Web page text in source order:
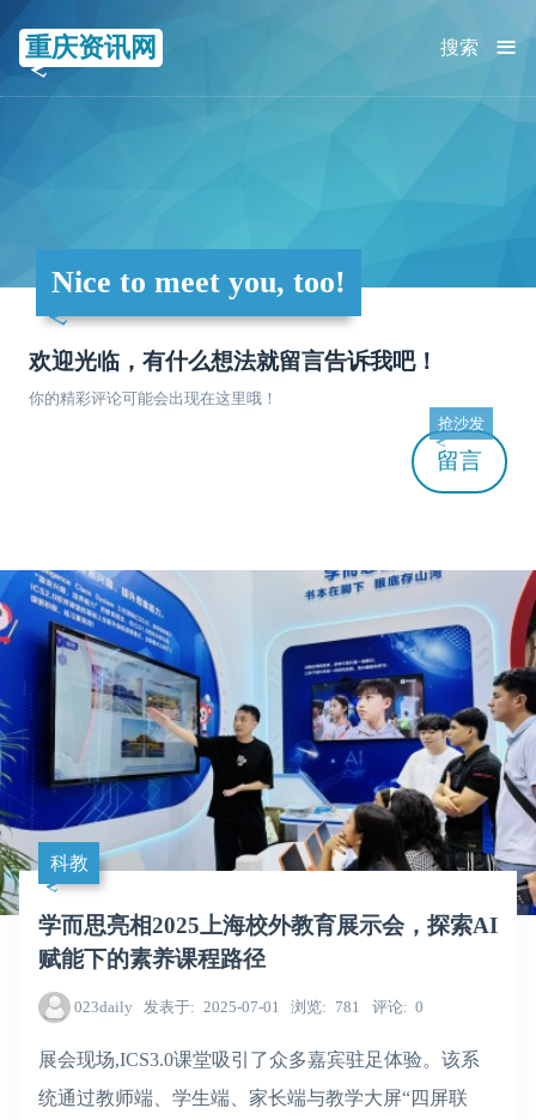
重庆资讯网 ≡
搜索
Nice to meet you, too!
欢迎光临，有什么想法就留言告诉我吧！
你的精彩评论可能会出现在这里哦！
留言
抢沙发
科教
学而思亮相2025上海校外教育展示会，探索AI
赋能下的素养课程路径
023daily 发表于 2025-07-01 浏览 781 评论 0
展会现场,ICS3.0课堂吸引了众多嘉宾驻足体验。该系
统通过教师端、学生端、家长端与教学大屏“四屏联